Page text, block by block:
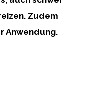
Zudem
Anwendung.